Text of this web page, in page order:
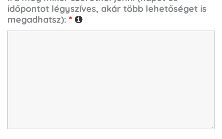
időpontot légyszíves, akár több lehetőséget is
megadhatsz): *